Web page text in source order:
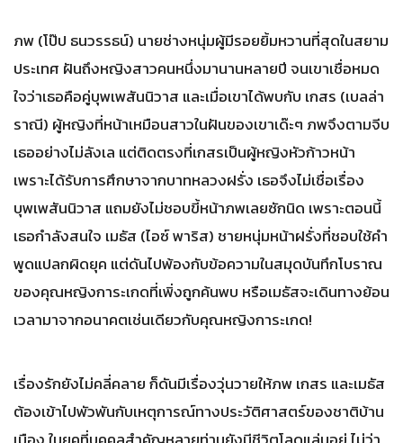
ภพ (โป๊ป ธนวรรธน์) นายช่างหนุ่มผู้มีรอยยิ้มหวานที่สุดในสยาม
ประเทศ ฝันถึงหญิงสาวคนหนึ่งมานานหลายปี จนเขาเชื่อหมด
ใจว่าเธอคือคู่บุพเพสันนิวาส และเมื่อเขาได้พบกับ เกสร (เบลล่า
ราณี) ผู้หญิงที่หน้าเหมือนสาวในฝันของเขาเด๊ะๆ ภพจึงตามจีบ
เธออย่างไม่ลังเล แต่ติดตรงที่เกสรเป็นผู้หญิงหัวก้าวหน้า
เพราะได้รับการศึกษาจากบาทหลวงฝรั่ง เธอจึงไม่เชื่อเรื่อง
บุพเพสันนิวาส แถมยังไม่ชอบขี้หน้าภพเลยซักนิด เพราะตอนนี้
เธอกำลังสนใจ เมธัส (ไอซ์ พาริส) ชายหนุ่มหน้าฝรั่งที่ชอบใช้คำ
พูดแปลกผิดยุค แต่ดันไปพ้องกับข้อความในสมุดบันทึกโบราณ
ของคุณหญิงการะเกดที่เพิ่งถูกค้นพบ หรือเมธัสจะเดินทางย้อน
เวลามาจากอนาคตเช่นเดียวกับคุณหญิงการะเกด!
เรื่องรักยังไม่คลี่คลาย ก็ดันมีเรื่องวุ่นวายให้ภพ เกสร และเมธัส
ต้องเข้าไปพัวพันกับเหตุการณ์ทางประวัติศาสตร์ของชาติบ้าน